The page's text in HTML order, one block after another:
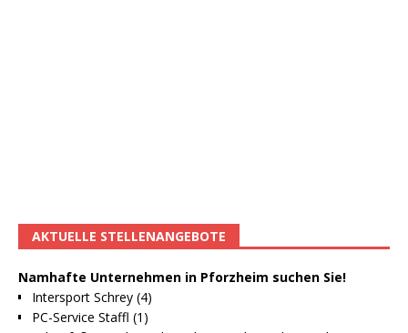
AKTUELLE STELLENANGEBOTE
Namhafte Unternehmen in Pforzheim suchen Sie!
Intersport Schrey (4)
PC-Service Staffl (1)